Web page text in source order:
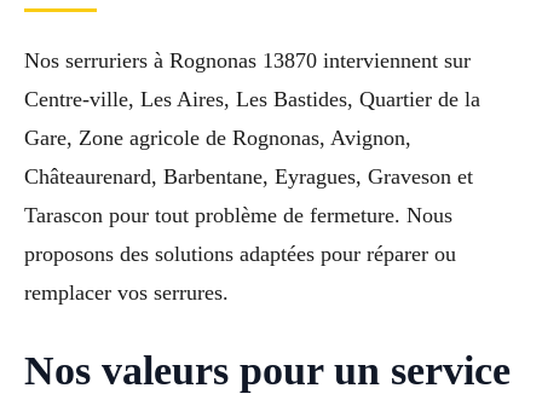
Nos serruriers à Rognonas 13870 interviennent sur
Centre-ville, Les Aires, Les Bastides, Quartier de la
Gare, Zone agricole de Rognonas, Avignon,
Châteaurenard, Barbentane, Eyragues, Graveson et
Tarascon pour tout problème de fermeture. Nous
proposons des solutions adaptées pour réparer ou
remplacer vos serrures.
Nos valeurs pour un service